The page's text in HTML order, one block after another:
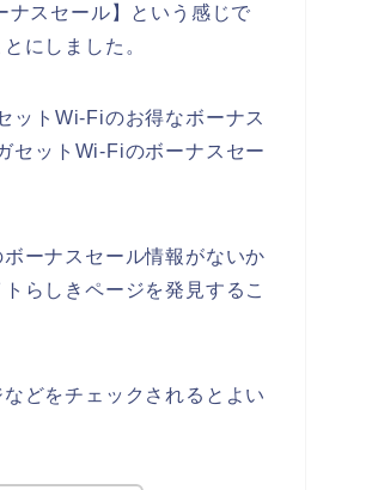
ナスセール】という感じで
にしました。
ットWi-Fiのお得なボーナス
セットWi-Fiのボーナスセー
ーナスセール情報がないか
らしきページを発見するこ
どをチェックされるとよい